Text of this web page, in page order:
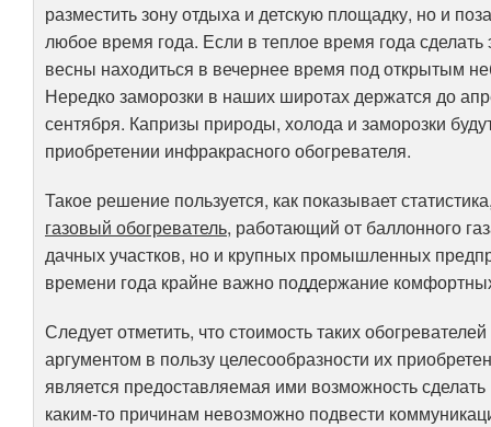
разместить зону отдыха и детскую площадку, но и
любое время года. Если в теплое время года
весны находиться в вечернее время под открытым
Нередко заморозки в наших широтах держатся до
сентября. Капризы природы, холода и заморозки
приобретении инфракрасного обогревателя.
Такое решение пользуется, как показывает
газовый обогреватель, работающий от баллонного
дачных участков, но и крупных промышленных
времени года крайне важно поддержание
Следует отметить, что стоимость таких
аргументом в пользу целесообразности их
является предоставляемая ими возможность
каким-то причинам невозможно подвести